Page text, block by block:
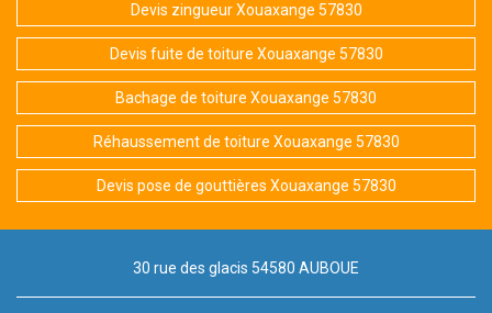
Devis zingueur Xouaxange 57830
Devis fuite de toiture Xouaxange 57830
Bachage de toiture Xouaxange 57830
Réhaussement de toiture Xouaxange 57830
Devis pose de gouttières Xouaxange 57830
30 rue des glacis 54580 AUBOUE